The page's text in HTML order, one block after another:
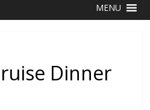
MENU
Dinner